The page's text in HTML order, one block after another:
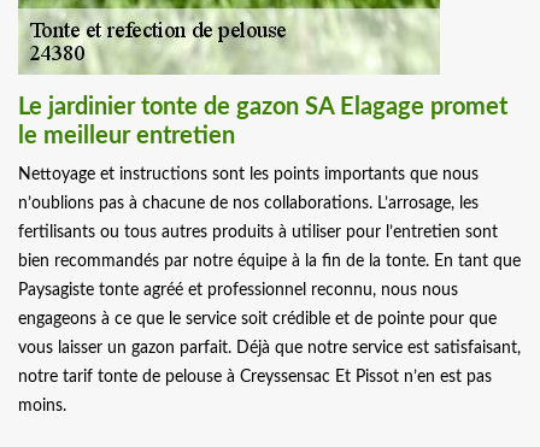
Le jardinier tonte de gazon SA Elagage promet
le meilleur entretien
Nettoyage et instructions sont les points importants que nous
n’oublions pas à chacune de nos collaborations. L’arrosage, les
fertilisants ou tous autres produits à utiliser pour l’entretien sont
bien recommandés par notre équipe à la fin de la tonte. En tant que
Paysagiste tonte agréé et professionnel reconnu, nous nous
engageons à ce que le service soit crédible et de pointe pour que
vous laisser un gazon parfait. Déjà que notre service est satisfaisant,
notre tarif tonte de pelouse à Creyssensac Et Pissot n’en est pas
moins.